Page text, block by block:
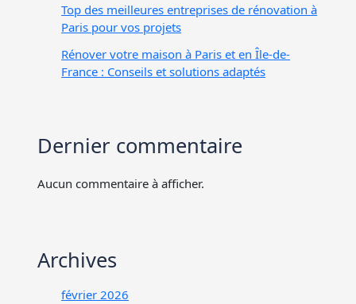
Top des meilleures entreprises de rénovation à
Paris pour vos projets
Rénover votre maison à Paris et en Île-de-
France : Conseils et solutions adaptés
Dernier commentaire
Aucun commentaire à afficher.
Archives
février 2026